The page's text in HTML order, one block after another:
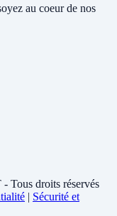
au coeur de nos
Tous droits réservés
| Sécurité et